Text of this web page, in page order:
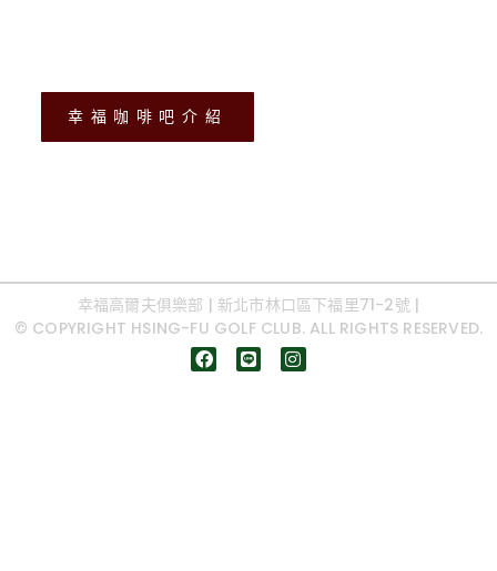
幸福咖啡吧介紹
幸福高爾夫俱樂部 | 新北市林口區下福里71-2號 |
© COPYRIGHT HSING-FU GOLF CLUB. ALL RIGHTS RESERVED.